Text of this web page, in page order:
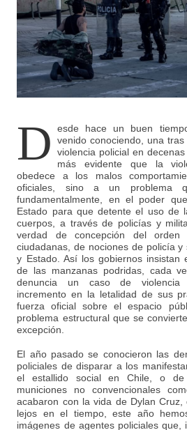
D
esde hace un buen
venido conociendo, una
violencia policial en
más evidente que la
obedece a los malos
oficiales, sino a un problema
fundamentalmente, en el poder
Estado para que detente el uso de
cuerpos, a través de policías y
verdad de concepción del
ciudadanas, de nociones de policía
y Estado. Así los gobiernos insistan
de las manzanas podridas, cada
denuncia un caso de violencia
incremento en la letalidad de sus
fuerza oficial sobre el espacio
problema estructural que se
excepción.
El año pasado se conocieron las
policiales de disparar a los
el estallido social en Chile, o de
municiones no convencionales
acabaron con la vida de Dylan
lejos en el tiempo, este año
imágenes de agentes policiales que,